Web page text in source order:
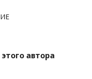
автора